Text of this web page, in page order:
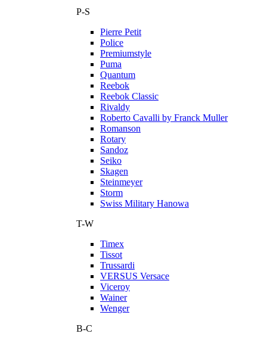
P-S
Pierre Petit
Police
Premiumstyle
Puma
Quantum
Reebok
Reebok Classic
Rivaldy
Roberto Cavalli by Franck Muller
Romanson
Rotary
Sandoz
Seiko
Skagen
Steinmeyer
Storm
Swiss Military Hanowa
T-W
Timex
Tissot
Trussardi
VERSUS Versace
Viceroy
Wainer
Wenger
В-С